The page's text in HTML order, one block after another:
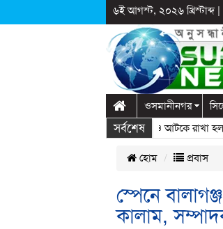
৬ই আগস্ট, ২০২৬ খ্রিস্টাব্দ|
ওসমানীনগর
সর্বশেষ
স্কুলে দুপ্রক’র অনুষ্ঠান: ছুটির পরও আটকে রাখা হল
হোম প্রবাস
স্পেনে
কালাম,